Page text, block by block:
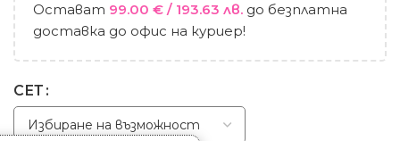
Остават 99.00 € / 193.63 лв. до безплатна
доставка до офис на куриер!
СЕТ